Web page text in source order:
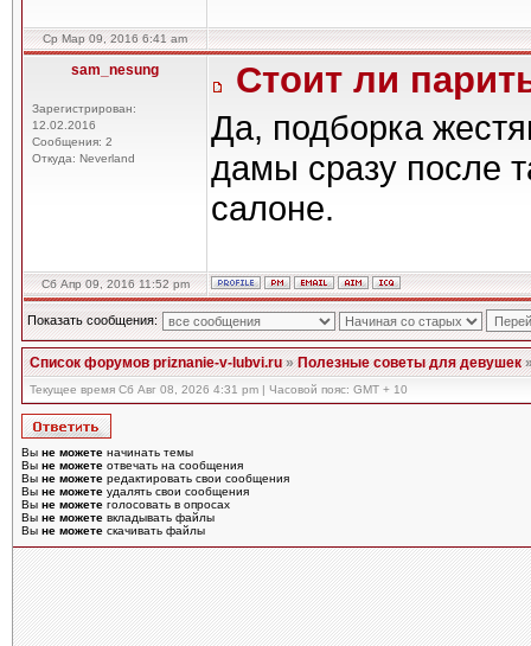
Ср Мар 09, 2016 6:41 am
sam_nesung
Зарегистрирован:
12.02.2016
Сообщения: 2
Откуда: Neverland
Стоит ли
Да, подборка
дамы сразу после
салоне.
Сб Апр 09, 2016 11:52 pm
Показать сообщения:
Список форумов priznanie-v-lubvi.ru»Полезные советы для девушек
Текущее время Сб Авг 08, 2026 4:31 pm | Часовой пояс: GMT + 10
Вы не можете начинать темы
Вы не можете отвечать на сообщения
Вы не можете редактировать свои сообщения
Вы не можете удалять свои сообщения
Вы не можете голосовать в опросах
Вы не можете вкладывать файлы
Вы не можете скачивать файлы